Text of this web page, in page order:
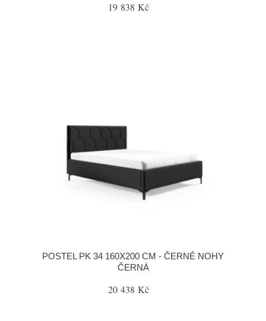
19 838 Kč
POSTEL PK 34 160X200 CM - ČERNÉ NOHY
ČERNÁ
20 438 Kč